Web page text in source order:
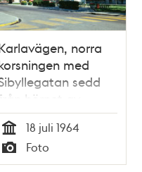
norra
med
sedd
från hörnet av
Tid
18 juli 1964
Foto